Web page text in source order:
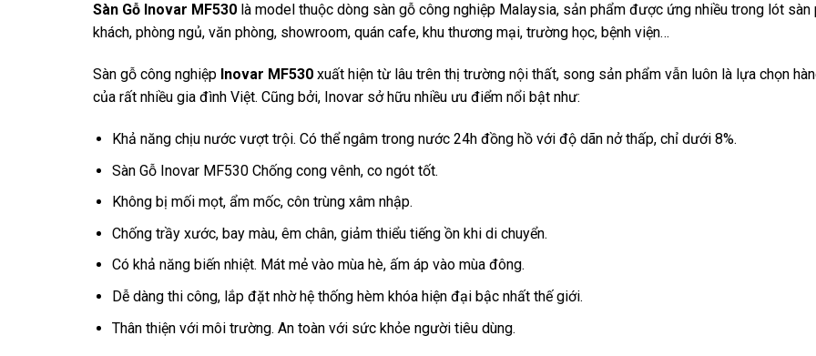
Sàn Gỗ Inovar MF530 là model thuộc dòng sàn gỗ công nghiệp Malaysia, sản phẩm được ứng nhiều trong lót sàn
khách, phòng ngủ, văn phòng, showroom, quán cafe, khu thương mại, trường học, bệnh viện…
Sàn gỗ công nghiệp Inovar MF530 xuất hiện từ lâu trên thị trường nội thất, song sản phẩm vẫn luôn là lựa chọn
của rất nhiều gia đình Việt. Cũng bởi, Inovar sở hữu nhiều ưu điểm nổi bật như:
Khả năng chịu nước vượt trội. Có thể ngâm trong nước 24h đồng hồ với độ dãn nở thấp, chỉ dưới 8%.
Sàn Gỗ Inovar MF530 Chống cong vênh, co ngót tốt.
Không bị mối mọt, ẩm mốc, côn trùng xâm nhập.
Chống trầy xước, bay màu, êm chân, giảm thiểu tiếng ồn khi di chuyển.
Có khả năng biến nhiệt. Mát mẻ vào mùa hè, ấm áp vào mùa đông.
Dễ dàng thi công, lắp đặt nhờ hệ thống hèm khóa hiện đại bậc nhất thế giới.
Thân thiện với môi trường. An toàn với sức khỏe người tiêu dùng.